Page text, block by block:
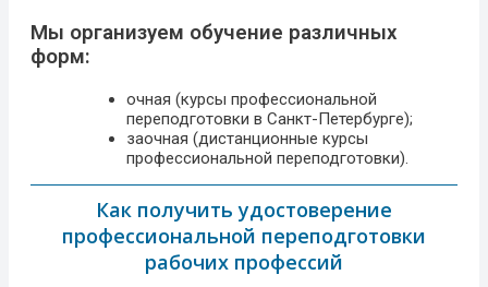
Мы организуем обучение различных
форм:
очная (курсы профессиональной
переподготовки в Санкт-Петербурге);
заочная (дистанционные курсы
профессиональной переподготовки).
Как получить удостоверение
профессиональной переподготовки
рабочих профессий